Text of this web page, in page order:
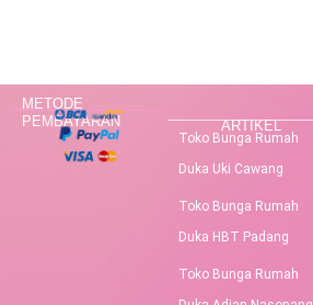
METODE
PEMBAYARAN
ARTIKEL
Toko Bunga Rumah
Duka Uki Cawang
Toko Bunga Rumah
Duka HBT Padang
Toko Bunga Rumah